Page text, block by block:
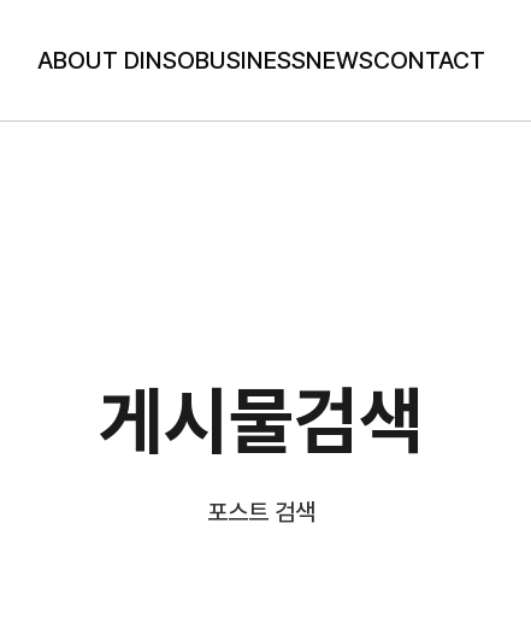
ABOUT DINSOBUSINESSNEWSCONTACT
게시물검색
포스트 검색